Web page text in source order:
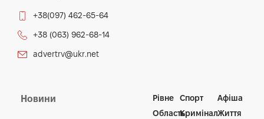
+38(097) 462-65-64
+38 (063) 962-68-14
advertrv@ukr.net
Новини
Рівне
Область
Спорт
Кримінал
Афіша
Життя